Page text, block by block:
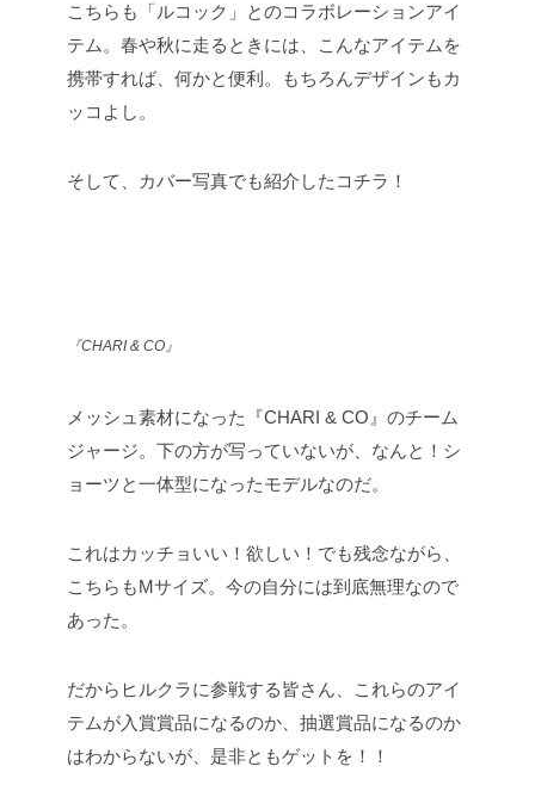
こちらも「ルコック」とのコラボレーションアイ
テム。春や秋に走るときには、こんなアイテムを
携帯すれば、何かと便利。もちろんデザインもカ
ッコよし。
そして、カバー写真でも紹介したコチラ！
『CHARI & CO』
メッシュ素材になった『CHARI & CO』のチーム
ジャージ。下の方が写っていないが、なんと！シ
ョーツと一体型になったモデルなのだ。
これはカッチョいい！欲しい！でも残念ながら、
こちらもMサイズ。今の自分には到底無理なので
あった。
だからヒルクラに参戦する皆さん、これらのアイ
テムが入賞賞品になるのか、抽選賞品になるのか
はわからないが、是非ともゲットを！！